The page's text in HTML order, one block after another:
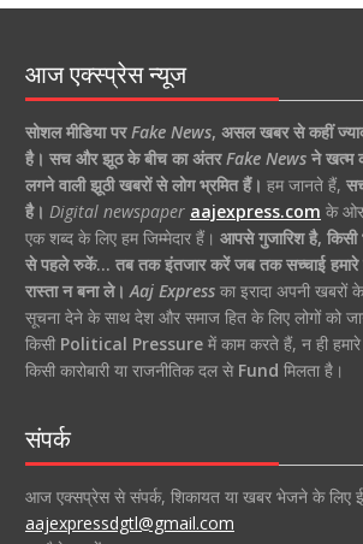
आज एक्स्प्रेस न्यूज
सोशल मीडिया पर Fake News, असल खबर से कहीं
है। सच और झूठ के बीच का अंतर Fake Newsने खत्म
लगने वाली झूठी खबरों से लोग भ्रमित हैं। हम जानते हैं,
है। Digital newspaper aajexpress.com के
एक शब्द के लिए हम जिम्मेदार हैं। आपसे गुजारिश है,
से पहले रुकें… तब तक इंतजार करें जब तक सच्चाई हमारे
रास्ता न बना ले। Aaj Expressका इरादा अपनी खबरों
सूचना देने के साथ देश और समाज हित के लिए लोगों को
किसी Political Pressureमें काम करते हैं, न ही हमारे
किसी कारोबारी या राजनीतिक दल से Fund मिलता है।
संपर्क
आज एक्सप्रेस से संपर्क, शिकायत या खबर भेजने के लिए
aajexpressdgtl@gmail.com